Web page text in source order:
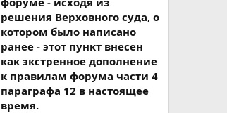
решения Верховного суда, о
котором было написано
ранее - этот пункт внесен
как экстренное дополнение
к правилам форума части 4
параграфа 12 в настоящее
время.